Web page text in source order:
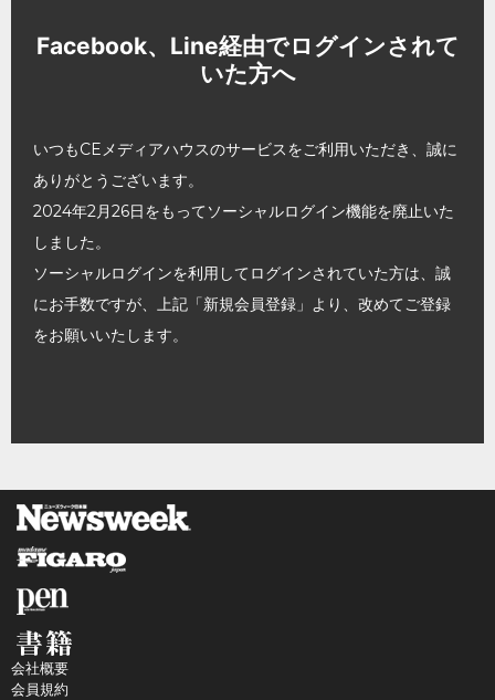
Facebook、Line経由でログインされて
いた方へ
いつもCEメディアハウスのサービスをご利用いただき、誠に
ありがとうございます。
2024年2月26日をもってソーシャルログイン機能を廃止いた
しました。
ソーシャルログインを利用してログインされていた方は、誠
にお手数ですが、上記「新規会員登録」より、改めてご登録
をお願いいたします。
会社概要
会員規約